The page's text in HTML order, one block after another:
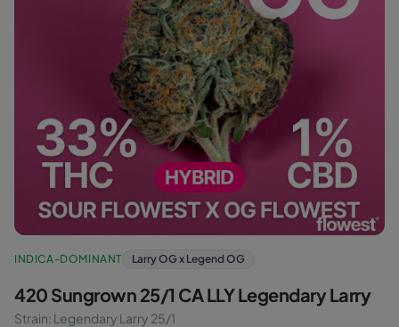
INDICA-DOMINANT Larry OG x Legend OG
420 Sungrown 25/1 CA LLY Legendary Larry
Strain: Legendary Larry 25/1